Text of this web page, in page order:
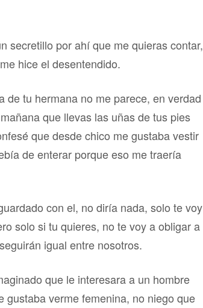
secretillo por ahí que me quieras contar,
hice el desentendido.
de tu hermana no me parece, en verdad
que llevas las uñas de tus pies
que desde chico me gustaba vestir
de enterar porque eso me traería
con el, no diría nada, solo te voy
solo si tu quieres, no te voy a obligar a
igual entre nosotros.
que le interesara a un hombre
verme femenina, no niego que